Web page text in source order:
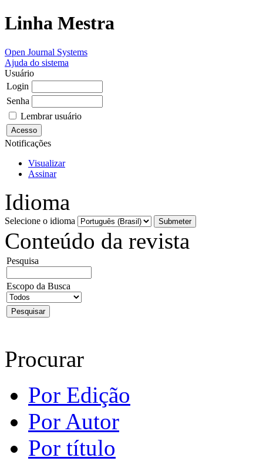
Linha Mestra
Open Journal Systems
Ajuda do sistema
Usuário
Login
Senha
Lembrar usuário
Notificações
Visualizar
Assinar
Idioma
Selecione o idioma
Conteúdo da revista
Pesquisa
Escopo da Busca
Procurar
Por Edição
Por Autor
Por título